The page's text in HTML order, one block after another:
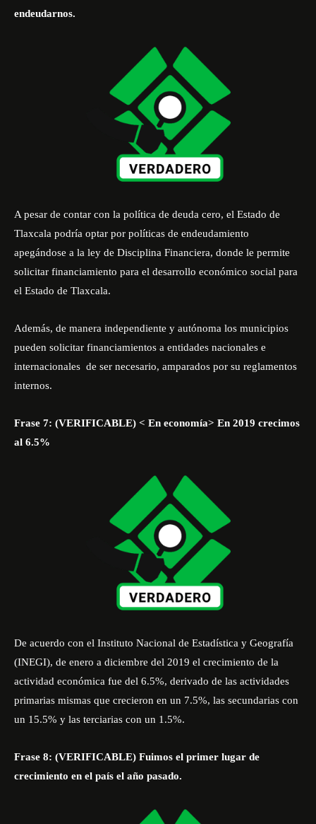
endeudarnos.
A pesar de contar con la política de deuda cero, el Estado de
Tlaxcala podría optar por políticas de endeudamiento
apegándose a la ley de Disciplina Financiera, donde le permite
solicitar financiamiento para el desarrollo económico social para
el Estado de Tlaxcala.
Además, de manera independiente y autónoma los municipios
pueden solicitar financiamientos a entidades nacionales e
internacionales de ser necesario, amparados por su reglamentos
internos.
Frase 7: (VERIFICABLE) < En economía> En 2019 crecimos
al 6.5%
De acuerdo con el Instituto Nacional de Estadística y Geografía
(INEGI), de enero a diciembre del 2019 el crecimiento de la
actividad económica fue del 6.5%, derivado de las actividades
primarias mismas que crecieron en un 7.5%, las secundarias con
un 15.5% y las terciarias con un 1.5%.
Frase 8: (VERIFICABLE) Fuimos el primer lugar de
crecimiento en el país el año pasado.